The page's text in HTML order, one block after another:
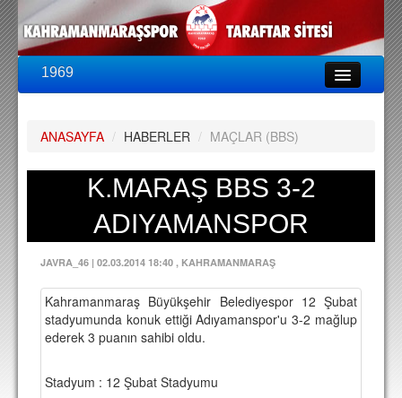
1969
PUAN DURUMU
FİKSTÜR
A TAKIM KADROSU
TEKNİK KADRO
TRANSFERLER
TARAFTAR
BİLETLER
ANASAYFA / HABERLER / MAÇLAR (BBS)
K.MARAŞ BBS 3-2
ADIYAMANSPOR
JAVRA_46 | 02.03.2014 18:40 , KAHRAMANMARAŞ
Kahramanmaraş Büyükşehir Belediyespor 12 Şubat
stadyumunda konuk ettiği Adıyamanspor'u 3-2 mağlup
ederek 3 puanın sahibi oldu.
Stadyum : 12 Şubat Stadyumu